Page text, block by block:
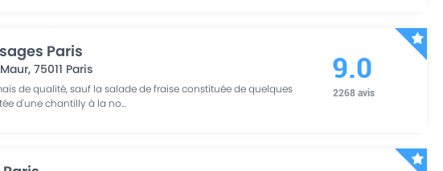
Paris
,75011 Paris
de qualité, sauf la salade de fraise constituée de quelques
d'une chantilly à la no...
9.0
2268 avis